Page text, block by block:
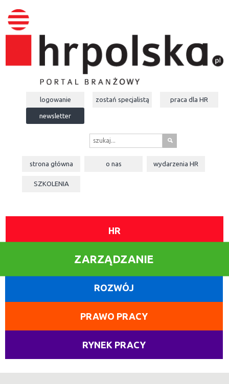
logowanie zostań specjalistą praca dla HR
newsletter
s
strona główna o nas wydarzeniaHR
SZKOLENIA
HR
ZARZĄDZANIE
ROZWÓJ
PRAWO PRACY
RYNEK PRACY